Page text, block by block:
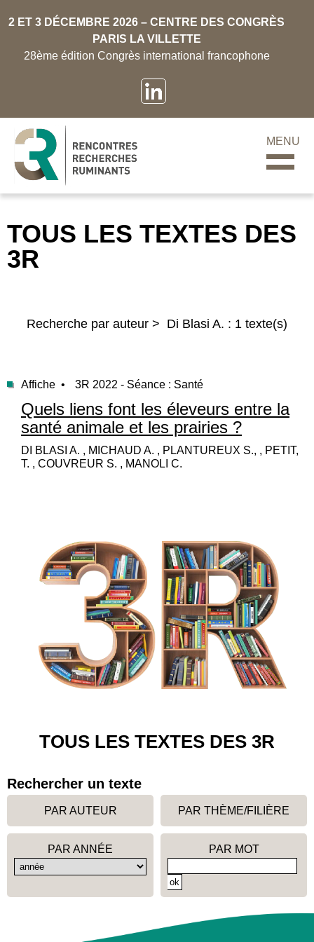
2 ET 3 DÉCEMBRE 2026 – CENTRE DES CONGRÈS
PARIS LA VILLETTE
28ème édition Congrès international francophone
MENU
TOUS LES TEXTES DES
3R
Recherche par auteur > Di Blasi A. : 1 texte(s)
Affiche • 3R 2022 - Séance : Santé
Quels liens font les éleveurs entre la
santé animale et les prairies ?
DI BLASI A. , MICHAUD A. , PLANTUREUX S., , PETIT,
T. , COUVREUR S. , MANOLI C.
TOUS LES TEXTES DES 3R
Rechercher un texte
PAR AUTEUR PAR THÈME/FILIÈRE
PAR ANNÉE PAR MOT